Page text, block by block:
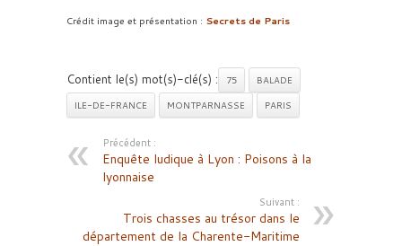
Crédit image et présentation : Secrets de Paris
Contient le(s) mot(s)-clé(s) : 75
BALADE
ILE-DE-FRANCE
MONTPARNASSE PARIS
Précédent :
Enquête ludique à Lyon : Poisons à la
lyonnaise
Suivant :
Trois chasses au trésor dans le
département de la Charente-Maritime